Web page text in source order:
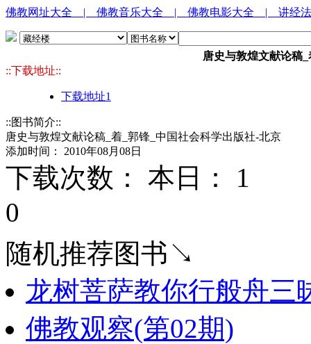
佛教网址大全 | 佛教音乐大全 | 佛教电影大全 | 讲经
唐史与敦煌文献论稿
::下载地址::
下载地址1
::图书简介::
唐史与敦煌文献论稿_着_郭锋_中国社会科学出版社-北京
添加时间： 2010年08月08日
下载次数： 本日： 1
0
随机推荐图书↘
龙树菩萨教你行般舟三
佛教观察(第02期)